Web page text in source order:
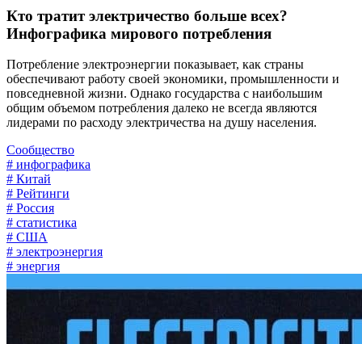
Кто тратит электричество больше всех?
Инфографика мирового потребления
Потребление электроэнергии показывает, как страны
обеспечивают работу своей экономики, промышленности и
повседневной жизни. Однако государства с наибольшим
общим объемом потребления далеко не всегда являются
лидерами по расходу электричества на душу населения.
Сообщество
# инфографика
# Китай
# Рейтинги
# Россия
# статистика
# США
# электроэнергия
# энергия